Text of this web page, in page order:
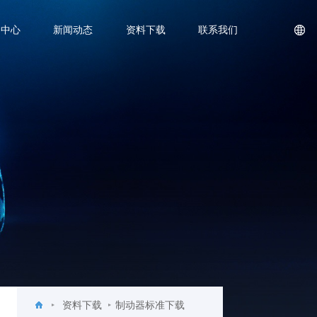
心 新闻动态 资料下载 联系我们
资料下载 制动器标准下载